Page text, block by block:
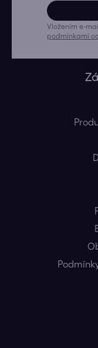
Vložením e-
podmínkami